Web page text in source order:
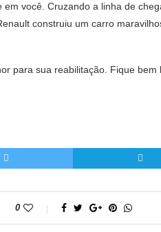
você. Cruzando a linha de
construiu um carro
para sua reabilitação. Fique bem
0